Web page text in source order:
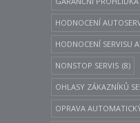
HODNOCENÍ
HODNOCENÍ SERVISU
NONSTOP SERVIS (8)
OHLASY ZÁKAZNÍKŮ
OPRAVA